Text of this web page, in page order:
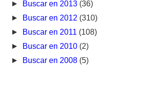
► Buscar en 2013 (36)
► Buscar en 2012 (310)
► Buscar en 2011 (108)
► Buscar en 2010 (2)
► Buscar en 2008 (5)